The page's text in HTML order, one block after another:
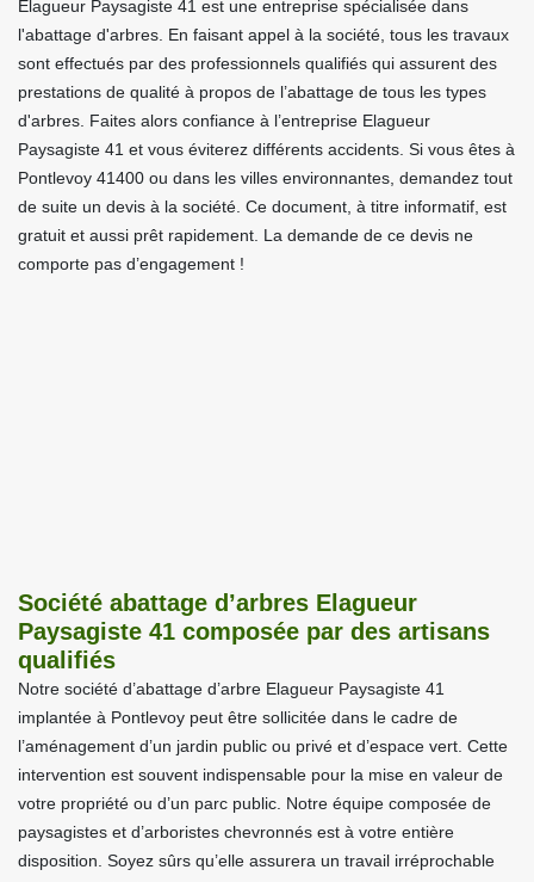
Elagueur Paysagiste 41 est une entreprise spécialisée dans
l'abattage d'arbres. En faisant appel à la société, tous les travaux
sont effectués par des professionnels qualifiés qui assurent des
prestations de qualité à propos de l’abattage de tous les types
d'arbres. Faites alors confiance à l’entreprise Elagueur
Paysagiste 41 et vous éviterez différents accidents. Si vous êtes à
Pontlevoy 41400 ou dans les villes environnantes, demandez tout
de suite un devis à la société. Ce document, à titre informatif, est
gratuit et aussi prêt rapidement. La demande de ce devis ne
comporte pas d’engagement !
Société abattage d’arbres Elagueur
Paysagiste 41 composée par des artisans
qualifiés
Notre société d’abattage d’arbre Elagueur Paysagiste 41
implantée à Pontlevoy peut être sollicitée dans le cadre de
l’aménagement d’un jardin public ou privé et d’espace vert. Cette
intervention est souvent indispensable pour la mise en valeur de
votre propriété ou d’un parc public. Notre équipe composée de
paysagistes et d’arboristes chevronnés est à votre entière
disposition. Soyez sûrs qu’elle assurera un travail irréprochable